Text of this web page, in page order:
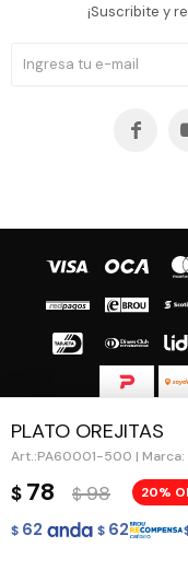
PLATO OREJITAS
PA60001-500 | Marca:
$ 78 $ 98 20
$ 62 $ 62
¡Suscribite y

© Copyright 2026 / Guapa -